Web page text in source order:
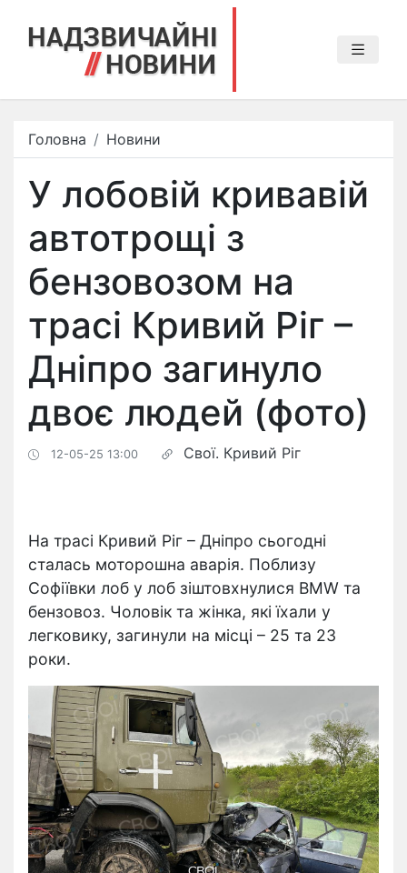
Головна Новини
У лобовій кривавій
автотрощі з
бензовозом на
трасі Кривий Ріг –
Дніпро загинуло
двоє людей (фото)
12-05-25 13:00 Свої. Кривий Ріг
На трасі Кривий Ріг – Дніпро сьогодні
сталась моторошна аварія. Поблизу
Софіївки лоб у лоб зіштовхнулися BMW та
бензовоз. Чоловік та жінка, які їхали у
легковику, загинули на місці – 25 та 23
роки.